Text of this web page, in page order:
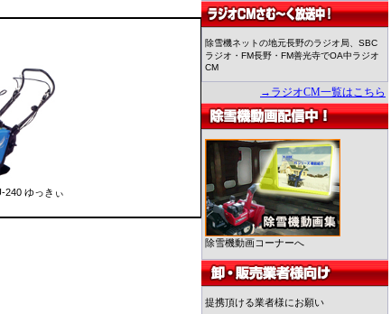
240 ゆっきぃ
除雪機ネットの地元長野のラジオ局、SBC
ラジオ・FM長野・FM善光寺でOA中ラジオ
CM
→ラジオCM一覧はこちら
除雪機動画コーナーへ
提携頂ける業者様にお願い